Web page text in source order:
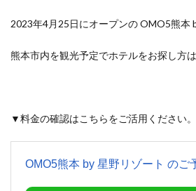
2023年4月25日にオープンの OMO5熊本
熊本市内を観光予定でホテルをお探し方は
▼料金の確認はこちらをご活用ください。
OMO5熊本 by 星野リゾート のご